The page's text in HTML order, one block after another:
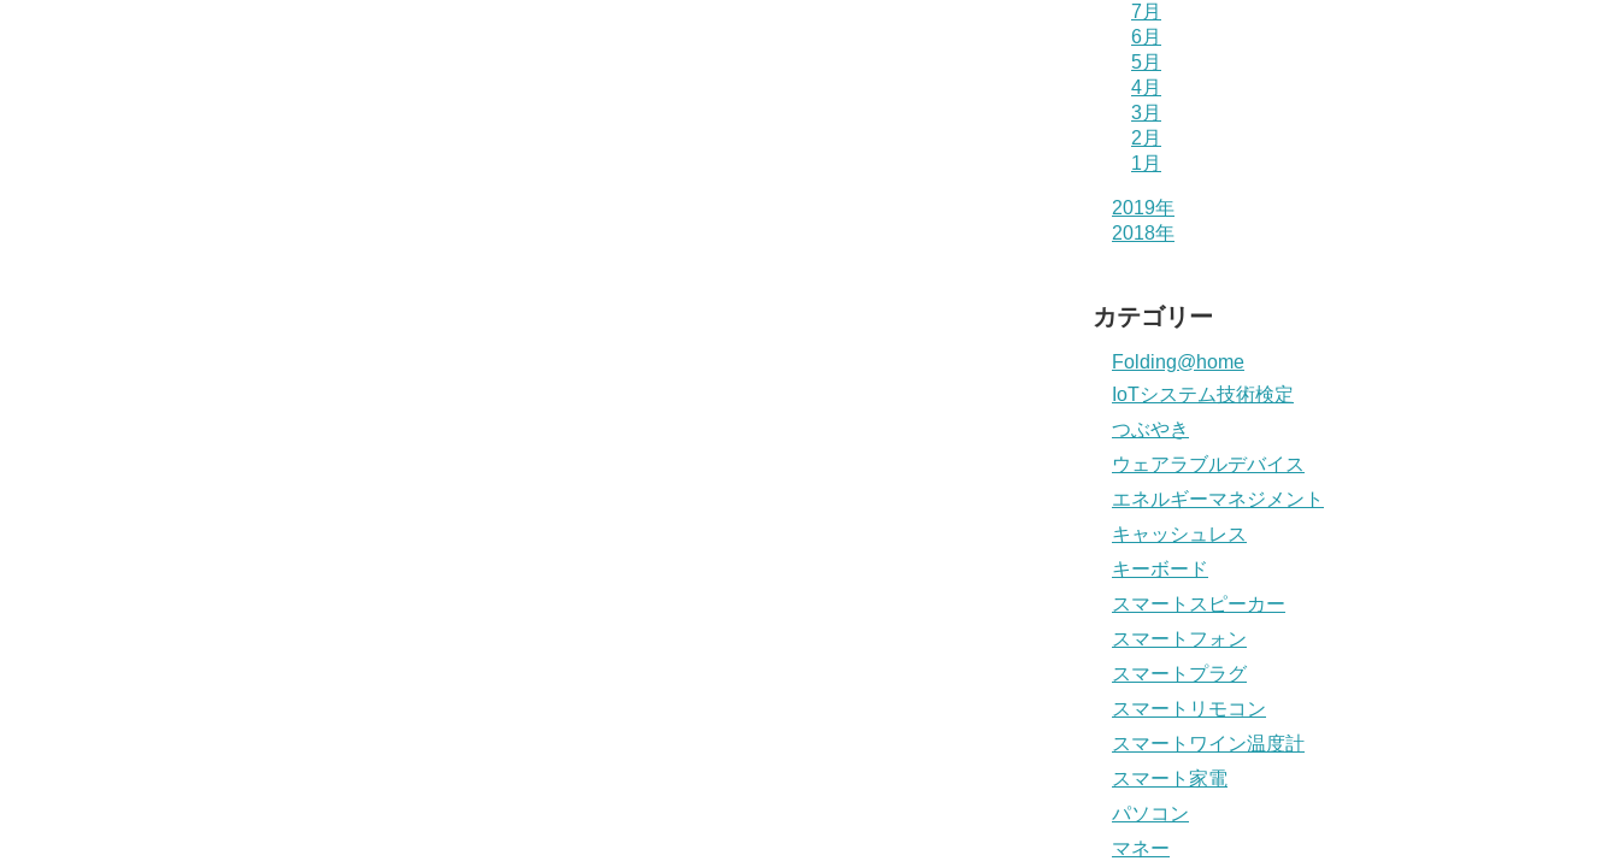
7月
6月
5月
4月
3月
2月
1月
2019年
2018年
カテゴリー
Folding@home
IoTシステム技術検定
つぶやき
ウェアラブルデバイス
エネルギーマネジメント
キャッシュレス
キーボード
スマートスピーカー
スマートフォン
スマートプラグ
スマートリモコン
スマートワイン温度計
スマート家電
パソコン
マネー